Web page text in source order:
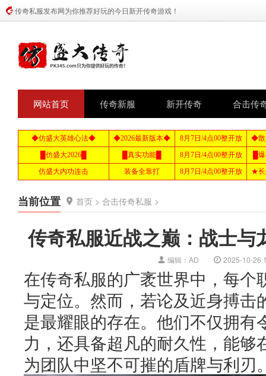
传奇私服发布网为你推荐好玩的今日新开传奇游戏！
网站首页 传奇新服 新开传奇 合击传
当前位置 首页 > 合击传奇私服 >
传奇私服近战之巅：战士与
编辑：AD 2025-10-26
在传奇私服的广袤世界中，每个
与定位。然而，若论及近身搏击
是最耀眼的存在。他们不仅拥有
力，还具备超凡的耐久性，能够
为团队中坚不可摧的盾牌与利刃